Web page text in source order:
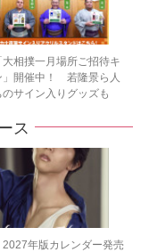
大相撲一月場所ご招待キ
」開催中！ 若隆景ら人
サイン入りグッズも
ス
年版カレンダー発売